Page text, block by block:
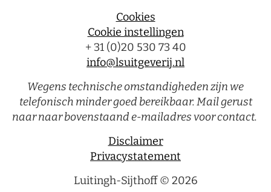
Cookies
Cookie instellingen
+ 31 (0)20 530 73 40
info@lsuitgeverij.nl
Wegens technische omstandigheden zijn we
telefonisch minder goed bereikbaar. Mail gerust
naar naar bovenstaand e-mailadres voor contact.
Disclaimer
Privacystatement
Luitingh-Sijthoff © 2026